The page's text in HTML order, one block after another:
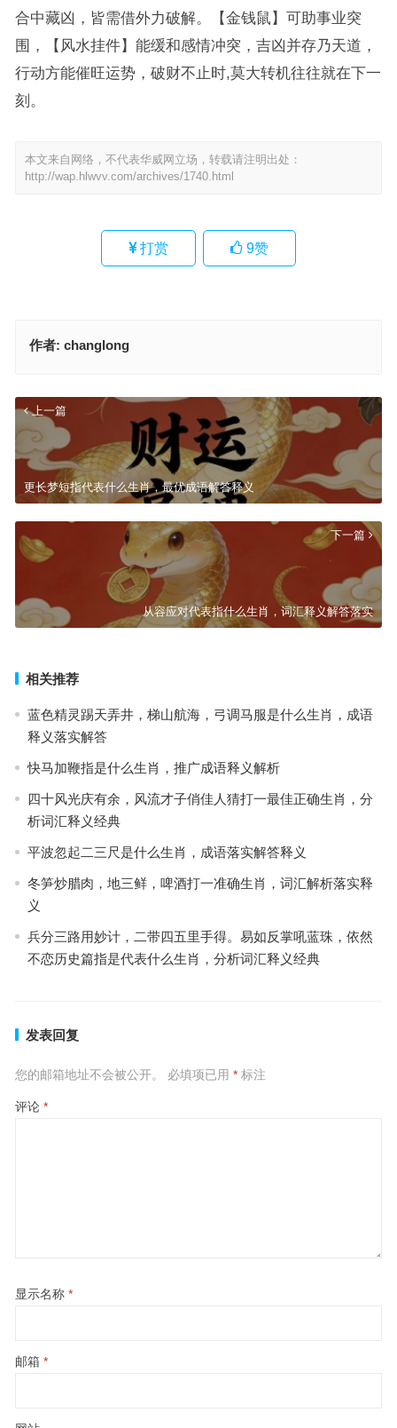
合中藏凶，皆需借外力破解。【金钱鼠】可助事业突
围，【风水挂件】能缓和感情冲突，吉凶并存乃天道，
行动方能催旺运势，破财不止时,莫大转机往往就在下一
刻。
本文来自网络，不代表华威网立场，转载请注明出处：
http://wap.hlwvv.com/archives/1740.html
打赏 9赞
作者: changlong
上一篇
更长梦短指代表什么生肖，最优成语解答释义
下一篇
从容应对代表指什么生肖，词汇释义解答落实
相关推荐
蓝色精灵踢天弄井，梯山航海，弓调马服是什么生肖，成语
释义落实解答
快马加鞭指是什么生肖，推广成语释义解析
四十风光庆有余，风流才子俏佳人猜打一最佳正确生肖，分
析词汇释义经典
平波忽起二三尺是什么生肖，成语落实解答释义
冬笋炒腊肉，地三鲜，啤酒打一准确生肖，词汇解析落实释
义
兵分三路用妙计，二带四五里手得。易如反掌吼蓝珠，依然
不恋历史篇指是代表什么生肖，分析词汇释义经典
发表回复
您的邮箱地址不会被公开。 必填项已用 *标注
评论 *
显示名称 *
邮箱 *